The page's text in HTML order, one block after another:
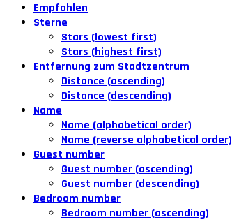
Empfohlen
Sterne
Stars (lowest first)
Stars (highest first)
Entfernung zum Stadtzentrum
Distance (ascending)
Distance (descending)
Name
Name (alphabetical order)
Name (reverse alphabetical order)
Guest number
Guest number (ascending)
Guest number (descending)
Bedroom number
Bedroom number (ascending)